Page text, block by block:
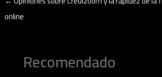
online
Recomendado